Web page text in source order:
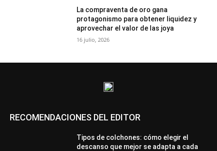
La compraventa de oro gana
protagonismo para obtener liquidez y
aprovechar el valor de las joya
16 julio, 2026
RECOMENDACIONES DEL EDITOR
Tipos de colchones: cómo elegir el
descanso que mejor se adapta a cada